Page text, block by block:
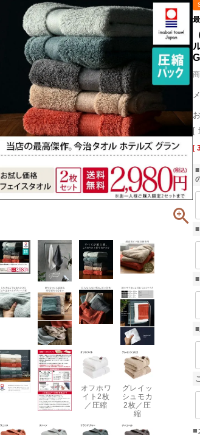
オフホワ
イト2枚
／圧縮
グレイッ
シュモカ
2枚／圧
縮
[
■